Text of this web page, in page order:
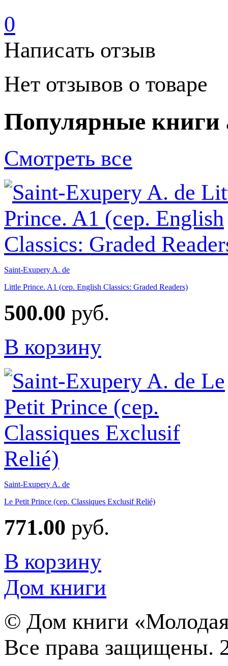
0
Написать отзыв
Нет отзывов о товаре
Популярные книги
Смотреть все
Saint-Exupery A. de
Little Prince. A1 (сер. English Classics: Graded Readers)
500.00 руб.
В корзину
Saint-Exupery A. de
Le Petit Prince (сер. Classiques Exclusif Relié)
771.00 руб.
В корзину
Дом книги
© Дом книги
Все права защищены.